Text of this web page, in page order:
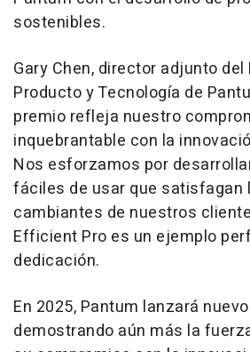
sostenibles.
Gary Chen, director adjunto
Producto y Tecnología de
premio refleja nuestro
inquebrantable con la
Nos esforzamos por
fáciles de usar que satisfagan
cambiantes de nuestros
Efficient Pro es un ejemplo
dedicación.
En 2025, Pantum lanzará
demostrando aún más la